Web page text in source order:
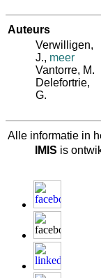
Auteurs
Verwilligen,
J., meer
Vantorre, M.
Delefortrie,
G.
Alle informatie in
IMIS is